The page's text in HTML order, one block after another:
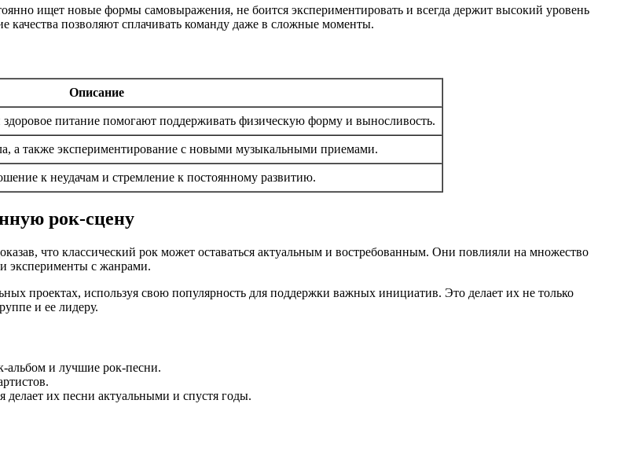
ищет новые формы самовыражения, не боится экспериментировать и всегда держит высокий уровень
позволяют сплачивать команду даже в сложные моменты.
Описание
питание помогают поддерживать физическую форму и выносливость.
а также экспериментирование с новыми музыкальными приемами.
к неудачам и стремление к постоянному развитию.
рок-сцену
что классический рок может оставаться актуальным и востребованным. Они повлияли на множество
эксперименты с жанрами.
проектах, используя свою популярность для поддержки важных инициатив. Это делает их не только
и ее лидеру.
альбом и лучшие рок-песни.
делает их песни актуальными и спустя годы.